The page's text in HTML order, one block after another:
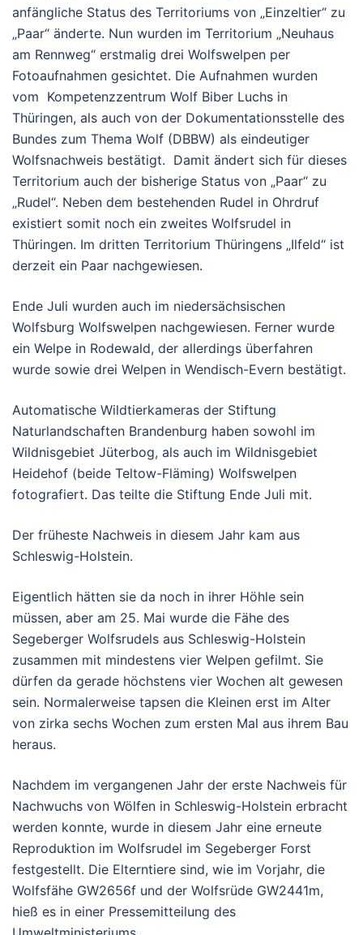
anfängliche Status des Territoriums von „Einzeltier“ zu
„Paar“ änderte. Nun wurden im Territorium „Neuhaus
am Rennweg“ erstmalig drei Wolfswelpen per
Fotoaufnahmen gesichtet. Die Aufnahmen wurden
vom Kompetenzzentrum Wolf Biber Luchs in
Thüringen, als auch von der Dokumentationsstelle des
Bundes zum Thema Wolf (DBBW) als eindeutiger
Wolfsnachweis bestätigt. Damit ändert sich für dieses
Territorium auch der bisherige Status von „Paar“ zu
„Rudel“. Neben dem bestehenden Rudel in Ohrdruf
existiert somit noch ein zweites Wolfsrudel in
Thüringen. Im dritten Territorium Thüringens „Ilfeld“ ist
derzeit ein Paar nachgewiesen.
Ende Juli wurden auch im niedersächsischen
Wolfsburg Wolfswelpen nachgewiesen. Ferner wurde
ein Welpe in Rodewald, der allerdings überfahren
wurde sowie drei Welpen in Wendisch-Evern bestätigt.
Automatische Wildtierkameras der Stiftung
Naturlandschaften Brandenburg haben sowohl im
Wildnisgebiet Jüterbog, als auch im Wildnisgebiet
Heidehof (beide Teltow-Fläming) Wolfswelpen
fotografiert. Das teilte die Stiftung Ende Juli mit.
Der früheste Nachweis in diesem Jahr kam aus
Schleswig-Holstein.
Eigentlich hätten sie da noch in ihrer Höhle sein
müssen, aber am 25. Mai wurde die Fähe des
Segeberger Wolfsrudels aus Schleswig-Holstein
zusammen mit mindestens vier Welpen gefilmt. Sie
dürfen da gerade höchstens vier Wochen alt gewesen
sein. Normalerweise tapsen die Kleinen erst im Alter
von zirka sechs Wochen zum ersten Mal aus ihrem Bau
heraus.
Nachdem im vergangenen Jahr der erste Nachweis für
Nachwuchs von Wölfen in Schleswig-Holstein erbracht
werden konnte, wurde in diesem Jahr eine erneute
Reproduktion im Wolfsrudel im Segeberger Forst
festgestellt. Die Elterntiere sind, wie im Vorjahr, die
Wolfsfähe GW2656f und der Wolfsrüde GW2441m,
hieß es in einer Pressemitteilung des